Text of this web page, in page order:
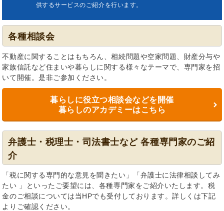
供するサービスのご紹介を行います。
各種相談会
不動産に関することはもちろん、相続問題や空家問題、財産分与や
家族信託など住まいや暮らしに関する様々なテーマで、専門家を招
いて開催。是非ご参加ください。
暮らしに役立つ相談会などを開催
暮らしのアカデミーはこちら
弁護士・税理士・司法書士など 各種専門家のご紹
介
「税に関する専門的な意見を聞きたい」「弁護士に法律相談してみ
たい 」といったご要望には、各種専門家をご紹介いたします。税
金のご相談については当HPでも受付しております。詳しくは下記
よりご確認ください。